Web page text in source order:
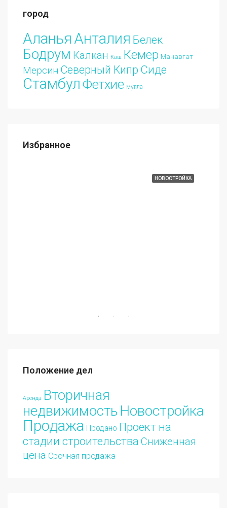
город
Аланья Анталия Белек
Бодрум Калкан Каш Кемер Манавгат
Мерсин Северный Кипр Сиде
Стамбул Фетхие мугла
Избранное
НОВОСТРОЙКА
€213.000
Положение дел
Аренда Вторичная
недвижимость Новостройка
Продажа Продано Проект на
стадии строительства Сниженная
цена Срочная продажа